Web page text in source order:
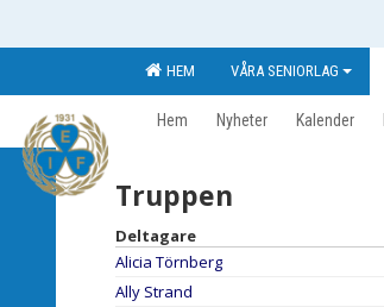
HEM VÅRA SENIORLAG
Hem Nyheter Kalender
Truppen
Deltagare
Alicia Törnberg
Ally Strand